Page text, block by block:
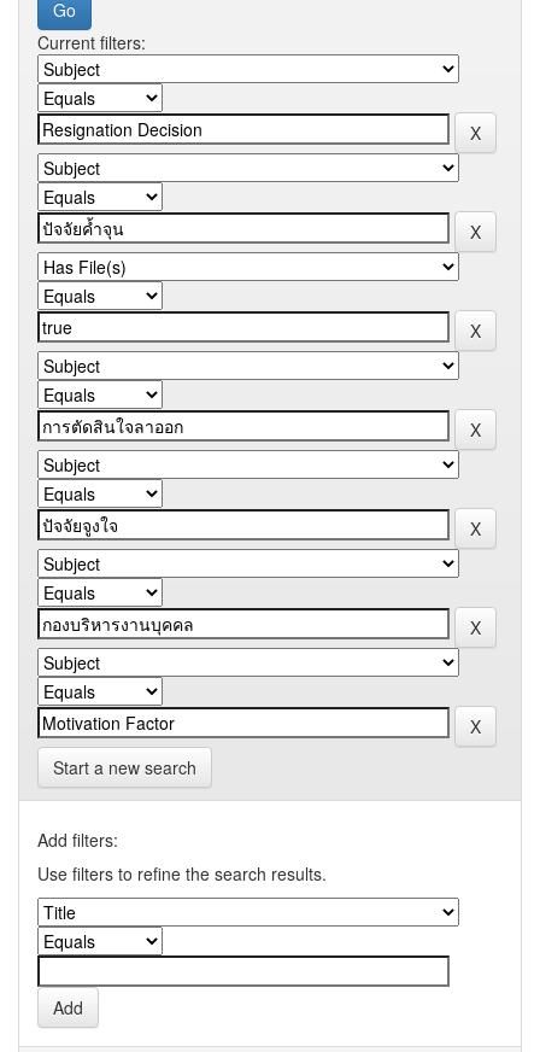
Current filters:
Start a new search
Add filters:
Use filters to refine the search results.